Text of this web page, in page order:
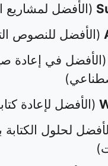
(الأفضل لمشاريع
(الأفضل للنصوص
(الأفضل في إعادة
(الأفضل لإعادة
لحلول